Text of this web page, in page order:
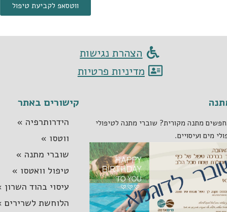
ווטסאפ לקביעת טיפול
הצהרת נגישות
מדיניות פרטיות
מתנה מקורית? שוברי מתנה לטיפולי
מים ועיסויים.
קישורים באתר
הידרותרפיה »
ווטסו »
שוברי מתנה »
טיפול וואטסו »
עיסוי בהוד השרון
הלוחשת לשרירים